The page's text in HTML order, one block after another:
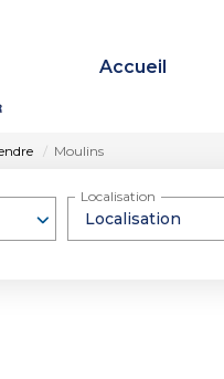
Accueil
Moulins
Localisation
Localisation